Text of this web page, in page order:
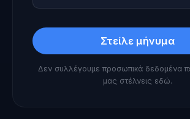
Στείλε μήνυμα
Δεν συλλέγουμε προσωπικά δεδομένα
μας στέλνεις εδώ.